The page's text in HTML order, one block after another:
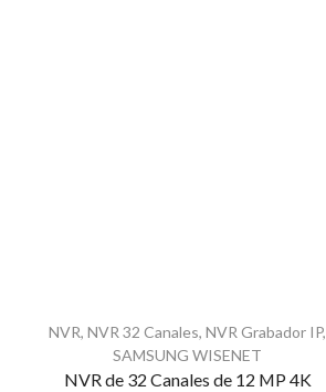
NVR, NVR 32 Canales, NVR Grabador IP,
SAMSUNG WISENET
NVR de 32 Canales de 12 MP 4K